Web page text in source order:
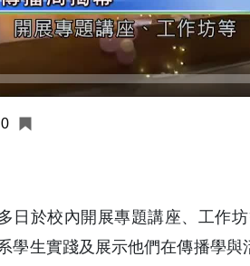
0
日於校內開展專題講座、工作
學生實踐及展示他們在傳播學